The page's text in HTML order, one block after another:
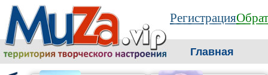
Регистрация
Главная